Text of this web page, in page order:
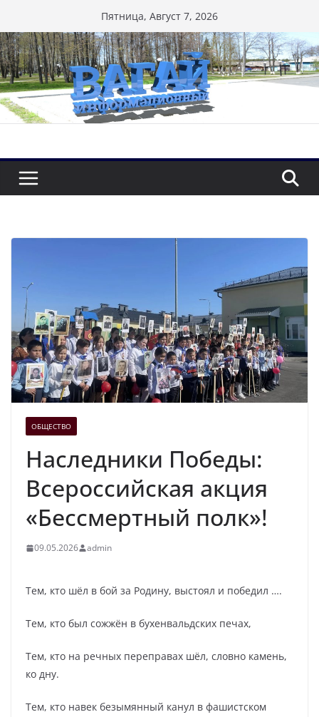
к
содержимому
Пятница, Август 7, 2026
ОБЩЕСТВО
Наследники Победы:
Всероссийская акция
«Бессмертный полк»!
09.05.2026 admin
Тем, кто шёл в бой за Родину, выстоял и победил ….
Тем, кто был сожжён в бухенвальдских печах,
Тем, кто на речных переправах шёл, словно камень,
ко дну.
Тем, кто навек безымянный канул в фашистском